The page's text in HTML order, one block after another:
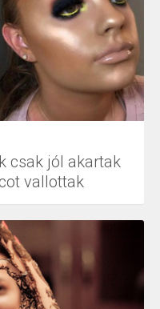
csak jól akartak
vallottak